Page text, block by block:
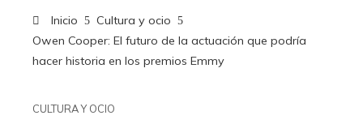
Inicio
Cultura y ocio
Owen Cooper: El futuro de la actuación que podría
hacer historia en los premios Emmy
CULTURA Y OCIO